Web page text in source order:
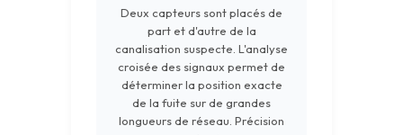
Deux capteurs sont placés de
part et d'autre de la
canalisation suspecte. L'analyse
croisée des signaux permet de
déterminer la position exacte
de la fuite sur de grandes
longueurs de réseau. Précision